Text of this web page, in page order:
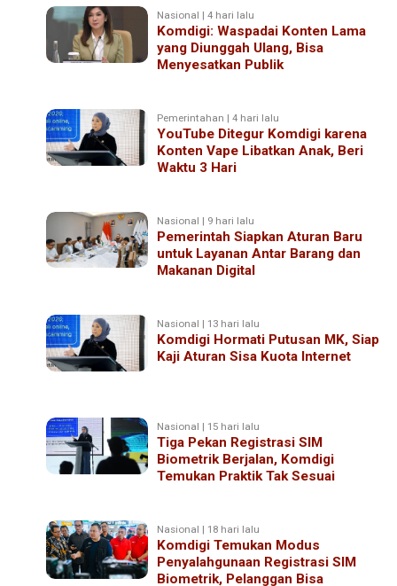
Nasional | 4 hari lalu
Komdigi: Waspadai Konten Lama
yang Diunggah Ulang, Bisa
Menyesatkan Publik
Pemerintahan | 4 hari lalu
YouTube Ditegur Komdigi karena
Konten Vape Libatkan Anak, Beri
Waktu 3 Hari
Nasional | 9 hari lalu
Pemerintah Siapkan Aturan Baru
untuk Layanan Antar Barang dan
Makanan Digital
Nasional | 13 hari lalu
Komdigi Hormati Putusan MK, Siap
Kaji Aturan Sisa Kuota Internet
Nasional | 15 hari lalu
Tiga Pekan Registrasi SIM
Biometrik Berjalan, Komdigi
Temukan Praktik Tak Sesuai
Nasional | 18 hari lalu
Komdigi Temukan Modus
Penyalahgunaan Registrasi SIM
Biometrik, Pelanggan Bisa